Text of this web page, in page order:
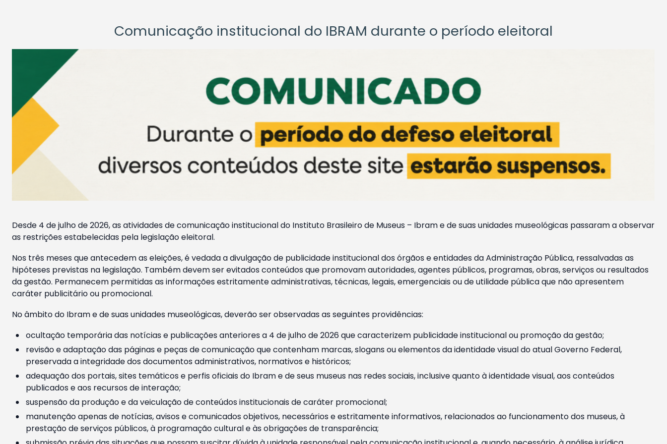
Comunicação institucional do IBRAM durante o período eleitoral
Desde 4 de julho de 2026, as atividades de comunicação institucional do Instituto Brasileiro de Museus – Ibram e de suas unidades museológicas passaram a observar
as restrições estabelecidas pela legislação eleitoral.
Nos três meses que antecedem as eleições, é vedada a divulgação de publicidade institucional dos órgãos e entidades da Administração Pública, ressalvadas as
hipóteses previstas na legislação. Também devem ser evitados conteúdos que promovam autoridades, agentes públicos, programas, obras, serviços ou resultados
da gestão. Permanecem permitidas as informações estritamente administrativas, técnicas, legais, emergenciais ou de utilidade pública que não apresentem
caráter publicitário ou promocional.
No âmbito do Ibram e de suas unidades museológicas, deverão ser observadas as seguintes providências:
ocultação temporária das notícias e publicações anteriores a 4 de julho de 2026 que caracterizem publicidade institucional ou promoção da gestão;
revisão e adaptação das páginas e peças de comunicação que contenham marcas, slogans ou elementos da identidade visual do atual Governo Federal,
preservada a integridade dos documentos administrativos, normativos e históricos;
adequação dos portais, sites temáticos e perfis oficiais do Ibram e de seus museus nas redes sociais, inclusive quanto à identidade visual, aos conteúdos
publicados e aos recursos de interação;
suspensão da produção e da veiculação de conteúdos institucionais de caráter promocional;
manutenção apenas de notícias, avisos e comunicados objetivos, necessários e estritamente informativos, relacionados ao funcionamento dos museus, à
prestação de serviços públicos, à programação cultural e às obrigações de transparência;